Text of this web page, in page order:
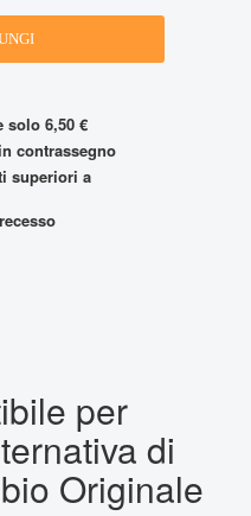
solo 6,50 €
contrassegno
superiori a
per
di
Originale